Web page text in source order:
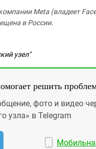
Meta (владеет
в России.
узел"
решить
фото и видео
узла» в Telegram